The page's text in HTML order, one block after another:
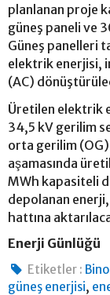
planlanan proje
güneş paneli ve
Güneş panelleri
elektrik enerjisi,
(AC)
Üretilen elektrik
34,5 kV gerilim
orta gerilim (OG)
aşamasında
MWh kapasiteli
depolanan
hattına
Enerji Günlüğü
Etiketler :
güneş enerjisi,